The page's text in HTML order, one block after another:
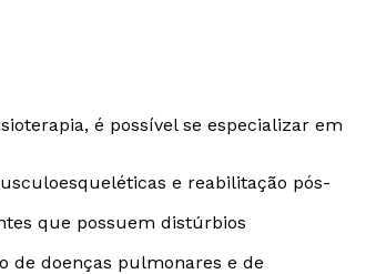
é possível se especializar em
e reabilitação pós-
que possuem distúrbios
de doenças pulmonares e de
autorizo que meus dados sejam utilizados para o
autorizo que meus dados sejam utilizados para o